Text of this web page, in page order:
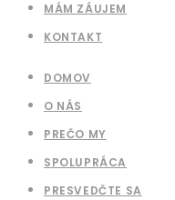
MÁM ZÁUJEM
KONTAKT
DOMOV
O NÁS
PREČO MY
SPOLUPRÁCA
PRESVEDČTE SA